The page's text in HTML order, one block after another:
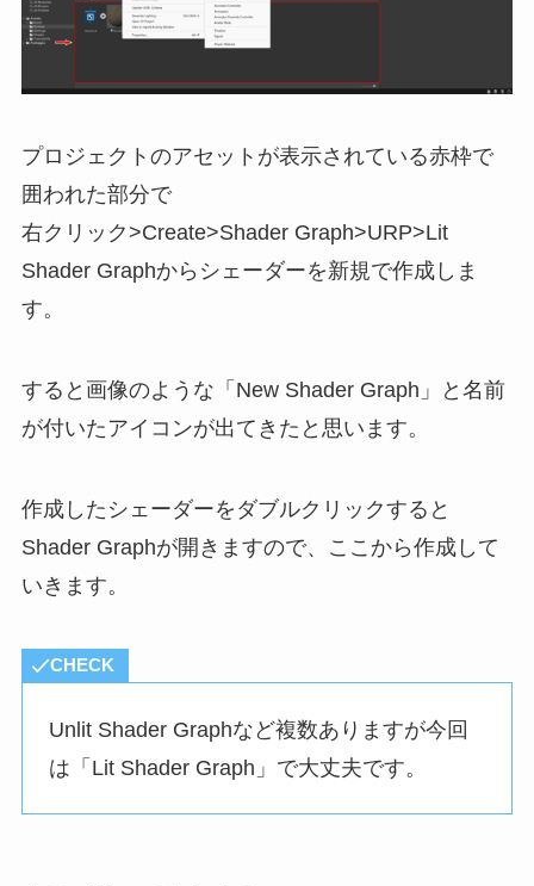
プロジェクトのアセットが表示されている赤枠で
囲われた部分で
右クリック>Create>Shader Graph>URP>Lit
Shader Graphからシェーダーを新規で作成しま
す。
すると画像のような「New Shader Graph」と名前
が付いたアイコンが出てきたと思います。
作成したシェーダーをダブルクリックすると
Shader Graphが開きますので、ここから作成して
いきます。
CHECK
Unlit Shader Graphなど複数ありますが今回
は「Lit Shader Graph」で大丈夫です。